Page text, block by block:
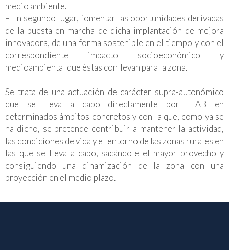
medio ambiente.
– En segundo lugar, fomentar las oportunidades derivadas
de la puesta en marcha de dicha implantación de mejora
innovadora, de una forma sostenible en el tiempo y con el
correspondiente impacto socioeconómico y
medioambiental que éstas conllevan para la zona.
Se trata de una actuación de carácter supra-autonómico
que se lleva a cabo directamente por FIAB en
determinados ámbitos concretos y con la que, como ya se
ha dicho, se pretende contribuir a mantener la actividad,
las condiciones de vida y el entorno de las zonas rurales en
las que se lleva a cabo, sacándole el mayor provecho y
consiguiendo una dinamización de la zona con una
proyección en el medio plazo.